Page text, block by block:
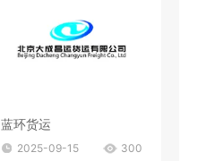
蓝环货运
2025-09-15 300